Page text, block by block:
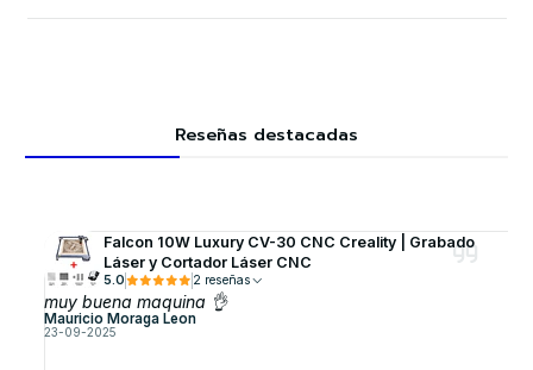
Reseñas destacadas
Falcon 10W Luxury CV-30 CNC Creality | Grabado
Láser y Cortador Láser CNC
5.0 2 reseñas
muy buena maquina 👌
Mauricio Moraga Leon
23-09-2025